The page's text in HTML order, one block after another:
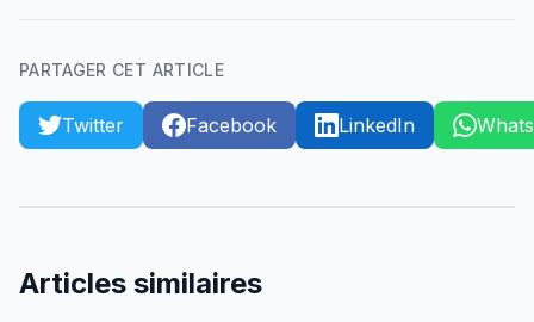
PARTAGER CET ARTICLE
Twitter Facebook LinkedIn
Articles similaires